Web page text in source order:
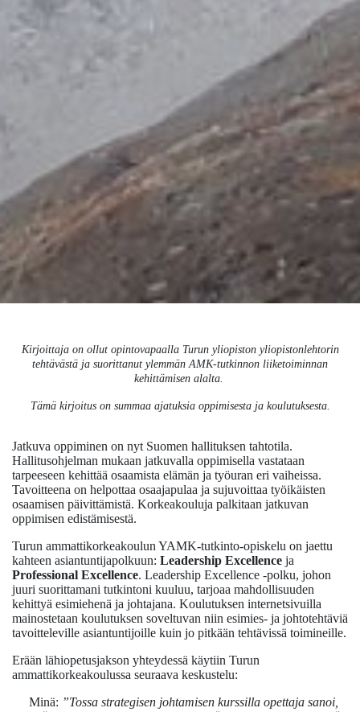
Kirjoittaja on ollut opintovapaalla Turun yliopiston yliopistonlehtorin
tehtävästä ja suorittanut ylemmän AMK-tutkinnon liiketoiminnan
kehittämisen alalta.
Tämä kirjoitus on summaa ajatuksia oppimisesta ja koulutuksesta.
Jatkuva oppiminen on nyt Suomen hallituksen tahtotila.
Hallitusohjelman mukaan jatkuvalla oppimisella vastataan
tarpeeseen kehittää osaamista elämän ja työuran eri vaiheissa.
Tavoitteena on helpottaa osaajapulaa ja sujuvoittaa työikäisten
osaamisen päivittämistä. Korkeakouluja palkitaan jatkuvan
oppimisen edistämisestä.
Turun ammattikorkeakoulun YAMK-tutkinto-opiskelu on jaettu
kahteen asiantuntijapolkuun: Leadership Excellence ja
Professional Excellence. Leadership Excellence -polku, johon
juuri suorittamani tutkintoni kuuluu, tarjoaa mahdollisuuden
kehittyä esimiehenä ja johtajana. Koulutuksen internetsivuilla
mainostetaan koulutuksen soveltuvan niin esimies- ja johtotehtäviä
tavoitteleville asiantuntijoille kuin jo pitkään tehtävissä toimineille.
Erään lähiopetusjakson yhteydessä käytiin Turun
ammattikorkeakoulussa seuraava keskustelu:
Minä: ”Tossa strategisen johtamisen kurssilla opettaja sanoi,